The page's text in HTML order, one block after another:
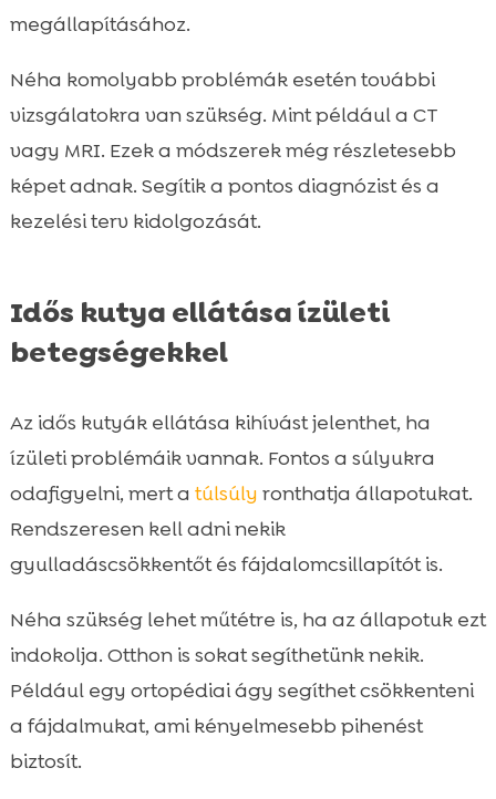
megállapításához.
Néha komolyabb problémák esetén további
vizsgálatokra van szükség. Mint például a CT
vagy MRI. Ezek a módszerek még részletesebb
képet adnak. Segítik a pontos diagnózist és a
kezelési terv kidolgozását.
Idős kutya ellátása ízületi
betegségekkel
Az idős kutyák ellátása kihívást jelenthet, ha
ízületi problémáik vannak. Fontos a súlyukra
odafigyelni, mert a túlsúly ronthatja állapotukat.
Rendszeresen kell adni nekik
gyulladáscsökkentőt és fájdalomcsillapítót is.
Néha szükség lehet műtétre is, ha az állapotuk ezt
indokolja. Otthon is sokat segíthetünk nekik.
Például egy ortopédiai ágy segíthet csökkenteni
a fájdalmukat, ami kényelmesebb pihenést
biztosít.